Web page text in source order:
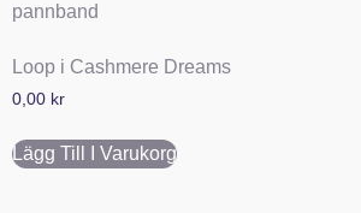
Loop i Cashmere Dreams
0,00 kr
Lägg Till I Varukorg